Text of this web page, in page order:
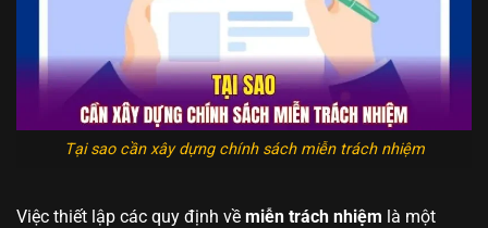
Tại sao cần xây dựng chính sách miễn trách nhiệm
Việc thiết lập các quy định về miễn trách nhiệm là một